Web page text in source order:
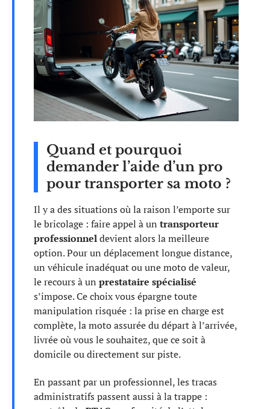
Quand et pourquoi
demander l’aide d’un pro
pour transporter sa moto ?
Il y a des situations où la raison l’emporte sur
le bricolage : faire appel à un transporteur
professionneldevient alors la meilleure
option. Pour un déplacement longue distance,
un véhicule inadéquat ou une moto de valeur,
le recours à un prestataire spécialisé
s’impose. Ce choix vous épargne toute
manipulation risquée : la prise en charge est
complète, la moto assurée du départ à l’arrivée,
livrée où vous le souhaitez, que ce soit à
domicile ou directement sur piste.
En passant par un professionnel, les tracas
administratifs passent aussi à la trappe :